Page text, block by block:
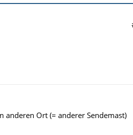
anderen Ort (= anderer Sendemast)